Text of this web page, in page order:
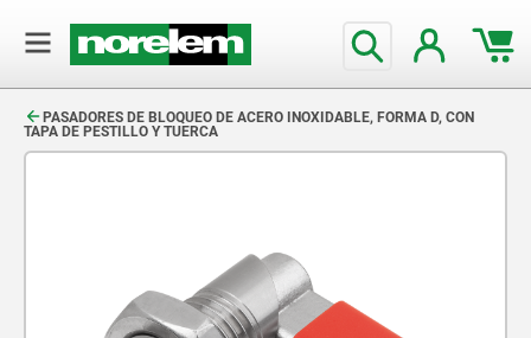
PASADORES DE BLOQUEO DE ACERO INOXIDABLE, FORMA D, CON
TAPA DE PESTILLO Y TUERCA